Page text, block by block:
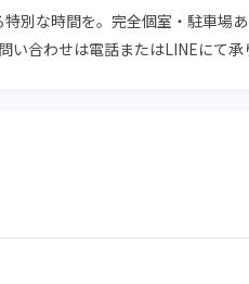
別な時間を。完全個室・駐車場
合わせは電話またはLINEにて承